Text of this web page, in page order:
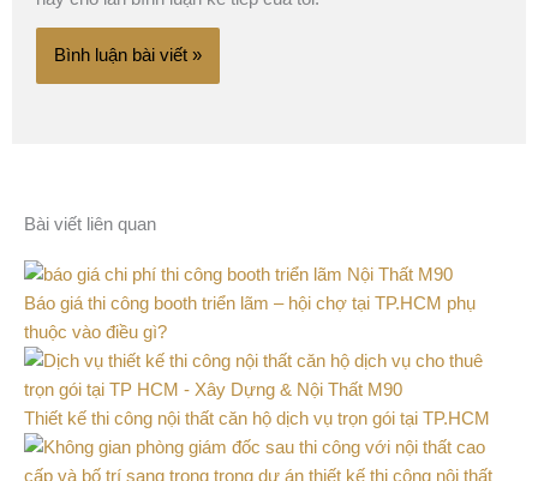
Bài viết liên quan
Báo giá thi công booth triển lãm – hội chợ tại TP.HCM phụ
thuộc vào điều gì?
Thiết kế thi công nội thất căn hộ dịch vụ trọn gói tại TP.HCM